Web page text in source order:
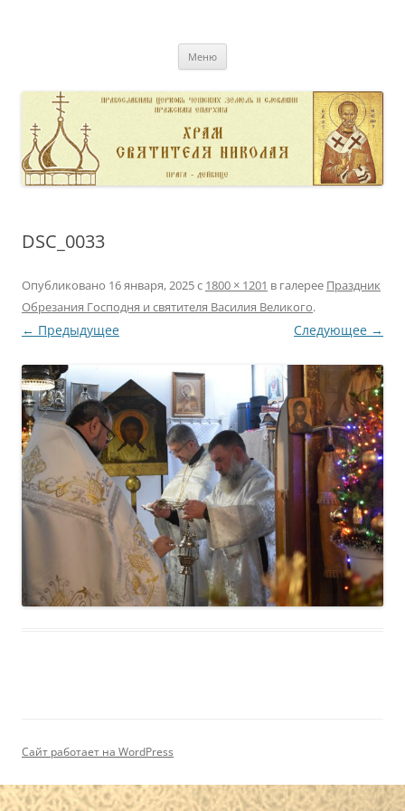
Меню
DSC_0033
Опубликовано 16 января, 2025с 1800 × 1201 в галерее Праздник
Обрезания Господня и святителя Василия Великого.
← Предыдущее Следующее →
Сайт работает на WordPress